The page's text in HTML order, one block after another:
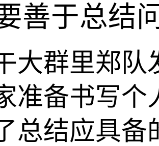
善于总结
大群里郑队
准备书写个
总结应具备